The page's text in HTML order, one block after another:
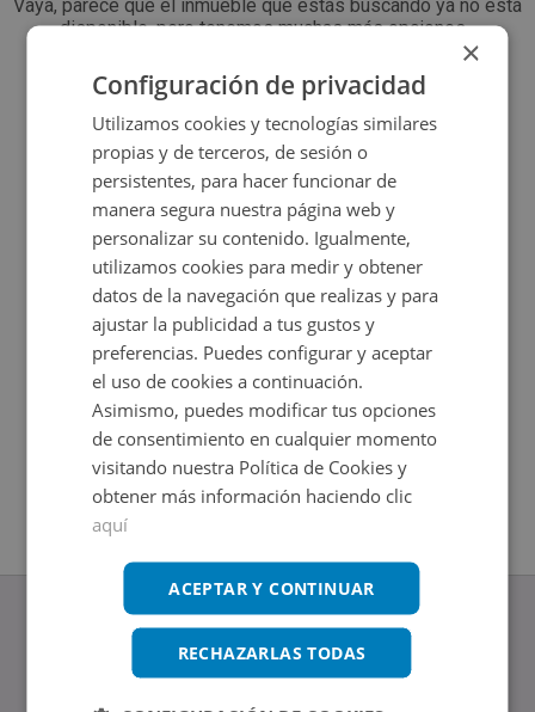
Vaya, parece que el inmueble que estás buscando ya no está
disponible, pero tenemos muchas más opciones...
Volver a buscar
Local Comercial en venta en CALLE GAZTAMBIDE 44
Impuestos no incluidos
www.altamirainmuebles.com
×
Configuración de privacidad
Utilizamos cookies y tecnologías similares
propias y de terceros, de sesión o
persistentes, para hacer funcionar de
manera segura nuestra página web y
personalizar su contenido. Igualmente,
utilizamos cookies para medir y obtener
datos de la navegación que realizas y para
ajustar la publicidad a tus gustos y
preferencias. Puedes configurar y aceptar
el uso de cookies a continuación.
Asimismo, puedes modificar tus opciones
de consentimiento en cualquier momento
visitando nuestra Política de Cookies y
obtener más información haciendo clic
aquí
ACEPTAR Y CONTINUAR
RECHAZARLAS TODAS